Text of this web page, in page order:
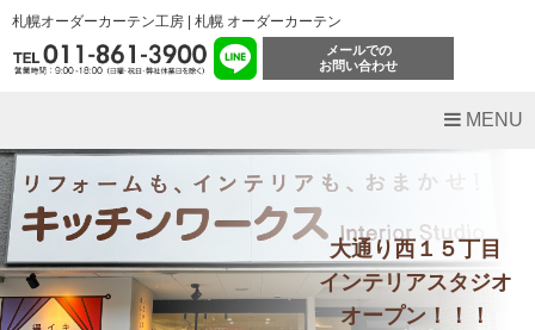
札幌オーダーカーテン工房 | 札幌 オーダーカーテン
メールでの
お問い合わせ
MENU
大通り西１５丁目
インテリアスタジオ
オープン！！！